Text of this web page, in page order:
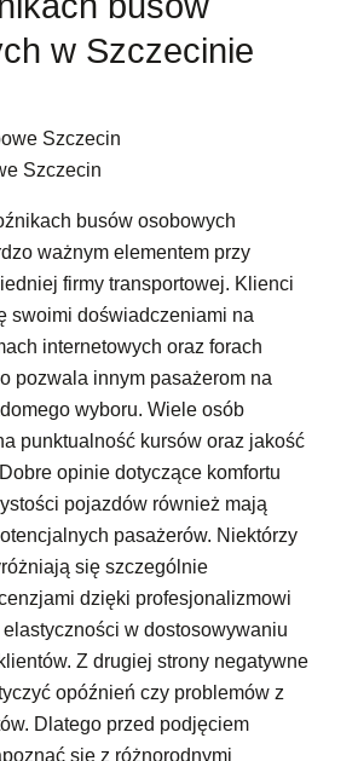
w Szczecinie
Szczecin
busów osobowych
ważnym elementem przy
firmy transportowej. Klienci
swoimi doświadczeniami na
internetowych oraz forach
pozwala innym pasażerom na
wyboru. Wiele osób
punktualność kursów oraz jakość
opinie dotyczące komfortu
pojazdów również mają
pasażerów. Niektórzy
się szczególnie
dzięki profesjonalizmowi
w dostosowywaniu
Z drugiej strony negatywne
opóźnień czy problemów z
Dlatego przed podjęciem
się z różnorodnymi